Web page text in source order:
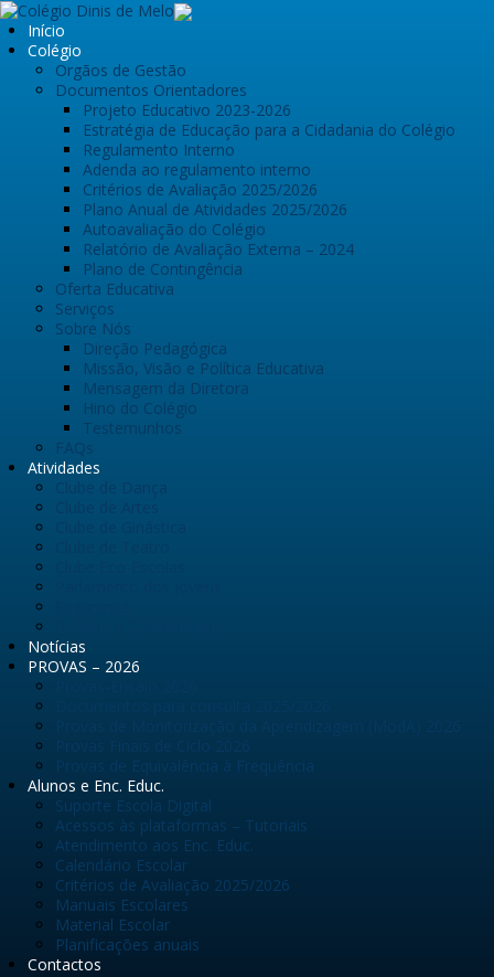
Início
Colégio
Orgãos de Gestão
Documentos Orientadores
Projeto Educativo 2023-2026
Estratégia de Educação para a Cidadania do Colégio
Regulamento Interno
Adenda ao regulamento interno
Critérios de Avaliação 2025/2026
Plano Anual de Atividades 2025/2026
Autoavaliação do Colégio
Relatório de Avaliação Externa – 2024
Plano de Contingência
Oferta Educativa
Serviços
Sobre Nós
Direção Pedagógica
Missão, Visão e Política Educativa
Mensagem da Diretora
Hino do Colégio
Testemunhos
FAQs
Atividades
Notícias
PROVAS – 2026
Provas de Equivalência à Frequência
Alunos e Enc. Educ.
Suporte Escola Digital
Acessos às plataformas – Tutoriais
Atendimento aos Enc. Educ.
Calendário Escolar
Critérios de Avaliação 2025/2026
Manuais Escolares
Material Escolar
Planificações anuais
Contactos